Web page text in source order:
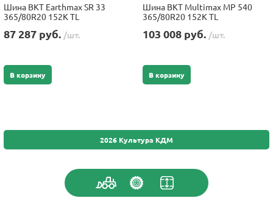
Шина BKT Earthmax SR 33
365/80R20 152K TL
87 287 руб. /шт.
В корзину
Шина BKT Multimax MP 540
365/80R20 152K TL
103 008 руб. /шт.
В корзину
2026 Культура КДМ